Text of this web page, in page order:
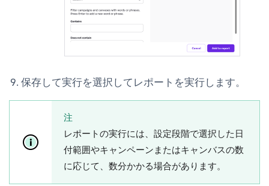
保存して実行を選択してレポートを実行します。
注
レポートの実行には、設定段階で選択した日
付範囲やキャンペーンまたはキャンバスの数
に応じて、数分かかる場合があります。